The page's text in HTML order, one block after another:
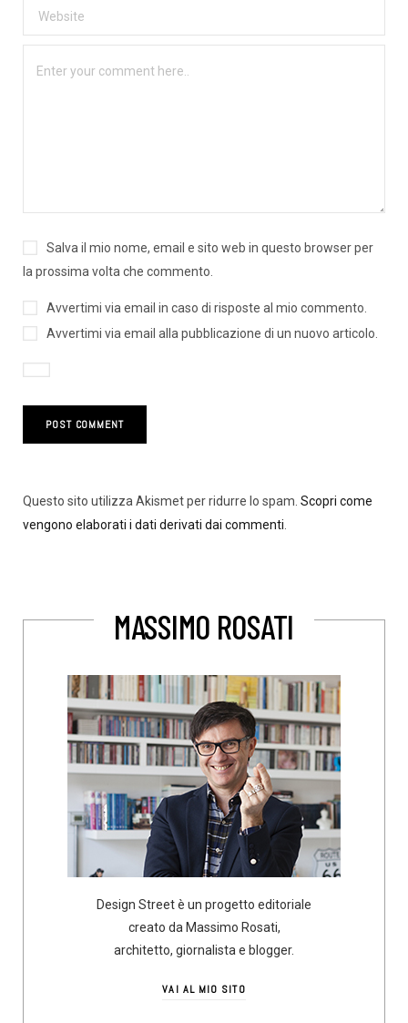
Salva il mio nome, email e sito web in questo browser per
la prossima volta che commento.
Avvertimi via email in caso di risposte al mio commento.
Avvertimi via email alla pubblicazione di un nuovo articolo.
Questo sito utilizza Akismet per ridurre lo spam. Scopri come
vengono elaborati i dati derivati dai commenti
MASSIMO ROSATI
Design Street è un progetto editoriale
creato da Massimo Rosati,
architetto, giornalista e blogger.
VAI AL MIO SITO